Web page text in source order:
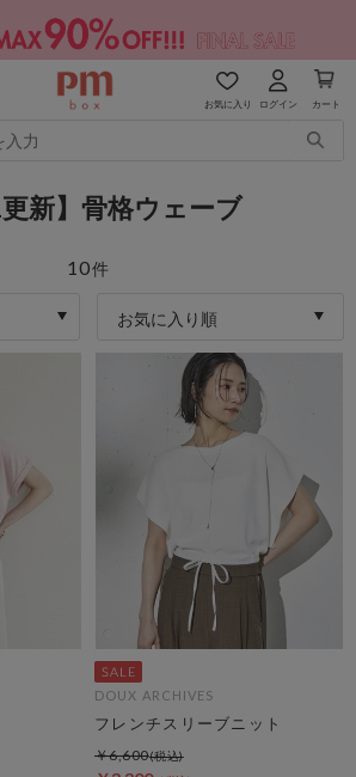
お気に入り ログイン カート
更新】骨格ウェーブ
10件
お気に入り順
DOUX ARCHIVES
フレンチスリーブニット
￥6,600